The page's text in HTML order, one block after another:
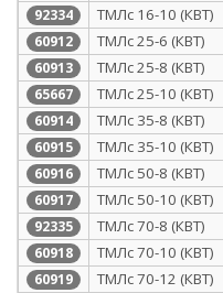
92334 ТМЛс 16-10 (КВТ)
60912 ТМЛс 25-6 (КВТ)
60913 ТМЛс 25-8 (КВТ)
65667 ТМЛс 25-10 (КВТ)
60914 ТМЛс 35-8 (КВТ)
60915 ТМЛс 35-10 (КВТ)
60916 ТМЛс 50-8 (КВТ)
60917 ТМЛс 50-10 (КВТ)
92335 ТМЛс 70-8 (КВТ)
60918 ТМЛс 70-10 (КВТ)
60919 ТМЛс 70-12 (КВТ)